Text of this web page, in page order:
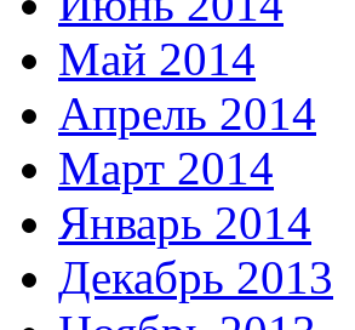
Май 2014
Апрель 2014
Март 2014
Январь 2014
Декабрь 2013